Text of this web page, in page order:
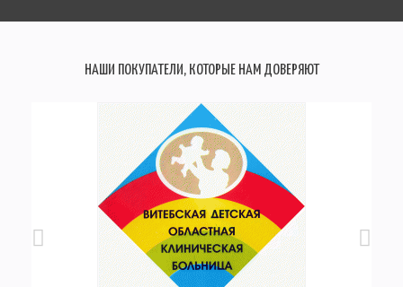
НАШИ ПОКУПАТЕЛИ, КОТОРЫЕ НАМ ДОВЕРЯЮТ